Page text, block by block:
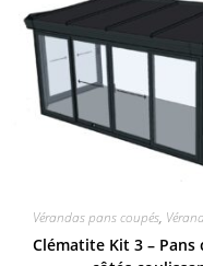
Vérandas pans coupés,
Clématite Kit 3 – Pans